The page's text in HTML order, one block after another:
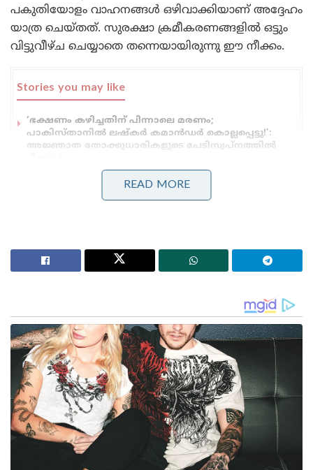
പകുതിയോളം വാഹനങ്ങൾ ഒഴിവാക്കിയാണ് അദ്ദേഹം
യാത്ര ചെയ്തത്. സുരക്ഷാ ക്രമീകരണങ്ങളിൽ ഒട്ടും
വിട്ടുവീഴ്ച ചെയ്യാതെ തന്നെയായിരുന്നു ഈ നീക്കം.
Stories you may like
‘ഭക്ഷണം കഴിച്ചതിന് പിന്നാലെ മരണം;
പാകിസ്താനിൽ ലഷ്കർ കമാൻഡർ കൊല്ലപ്പെട്ടു!’:
അജ്ഞാത തോക്കുധാരികളുടെ പേടിസ്വപ്നത്തിൽ
‘റഷ്യയിൽ നിന്ന് ഇന്ത്യയിലേക്ക് തീവണ്ടി പാത!;
പാകിസ്താനും അഫ്ഗാനിസ്താനും വഴി പുതിയ
റെയിൽ പദ്ധതിയുമായി പുടിന്റെ ഉപപ്രധാനമന്ത്രി!
സ്പെഷ്യൽ പ്രൊട്ടക്ഷൻ ഗ്രൂപ്പിന്റെ സുരക്ഷാ
നിർദ്ദേശങ്ങൾ കർശനമായി പാലിച്ചുകൊണ്ട്
നിലനിർത്തിക്കൊണ്ട് അധികമായി ഉണ്ടായിരുന്ന
വാഹനങ്ങൾ ഒഴിവാക്കുകയായിരുന്നു. നീളമേറിയ
വാഹനവ്യൂഹങ്ങൾ പലപ്പോഴും വലിയ
ഗതാഗതക്കുരുക്കിന് കാരണമാകാറുണ്ട്.
പ്രധാനമന്ത്രിയുടെ ഈ നീക്കം പൊതുജനങ്ങളുടെ
യാത്രാക്ലേശം കുറയ്ക്കാനും ട്രാഫിക് മാനേജ്‌മെന്റ്
എളുപ്പമാക്കാനും സഹായിക്കും.
പ്രധാനമന്ത്രിയുടെ ഈ ചുവടുവെപ്പിന് പിന്നാലെ
READ MORE